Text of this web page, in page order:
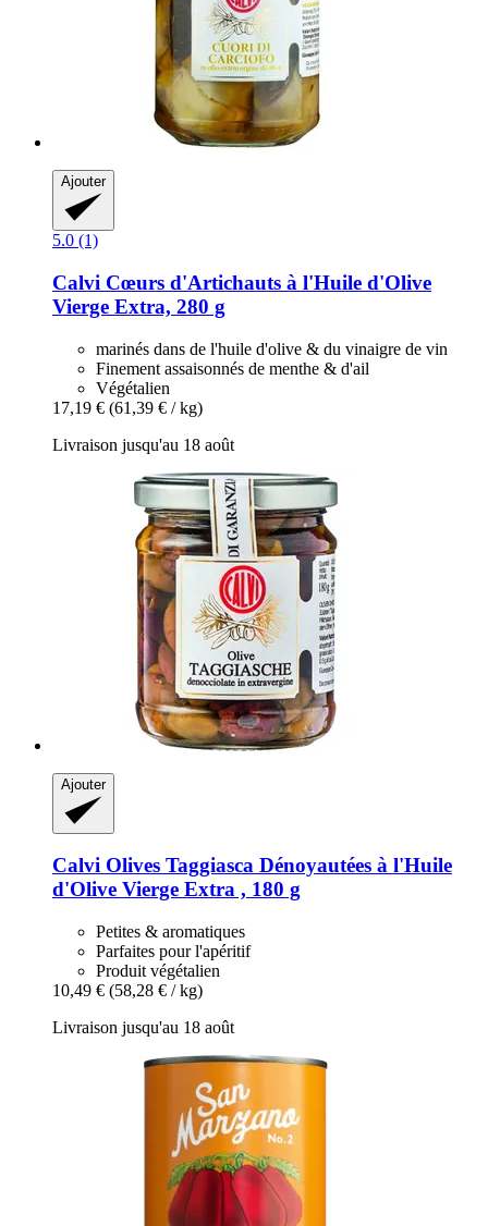
Ajouter
5.0 (1)
Calvi Cœurs d'Artichauts à l'Huile d'Olive
Vierge Extra, 280 g
marinés dans de l'huile d'olive & du vinaigre de vin
Finement assaisonnés de menthe & d'ail
Végétalien
17,19 € (61,39 € / kg)
Livraison jusqu'au 18 août
Ajouter
Calvi Olives Taggiasca Dénoyautées à l'Huile
d'Olive Vierge Extra , 180 g
Petites & aromatiques
Parfaites pour l'apéritif
Produit végétalien
10,49 € (58,28 € / kg)
Livraison jusqu'au 18 août